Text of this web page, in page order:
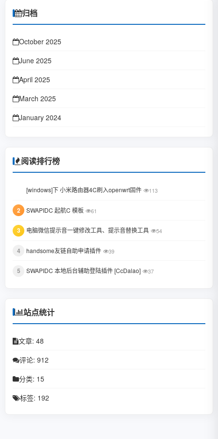
归档
October 2025
June 2025
April 2025
March 2025
January 2024
January 2023
June 2022
February 2022
January 2022
October 2021
August 2021
July 2021
December 2020
November 2020
September 2020
July 2020
June 2020
May 2020
阅读排行榜
[windows]下 小米路由器4C刷入openwrt固件 113
2 SWAPIDC 起航C 模板 61
3 电脑微信提示音一键修改工具、提示音替换工具 54
4 handsome友链自助申请插件 39
5 SWAPIDC 本地后台辅助登陆插件 [CcDalao] 37
站点统计
文章: 48
评论: 912
分类: 15
标签: 192